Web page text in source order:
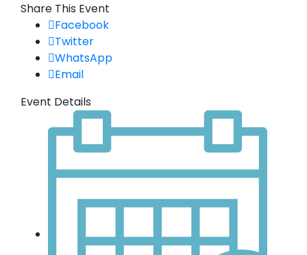
Share This Event
Facebook
Twitter
WhatsApp
Email
Event Details